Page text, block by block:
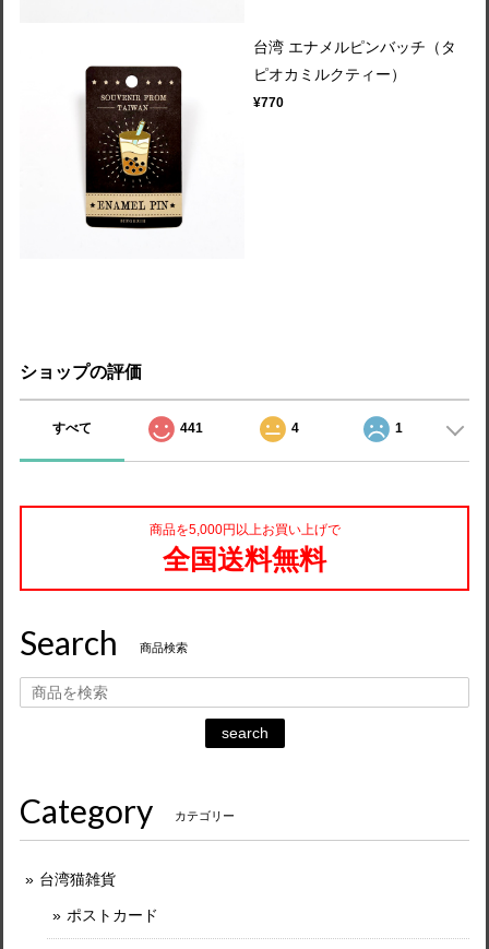
台湾 エナメルピンバッチ（タ
ピオカミルクティー）
¥770
ショップの評価
すべて 441 4 1
商品を5,000円以上お買い上げで
全国送料無料
Search 商品検索
search
Category カテゴリー
台湾猫雑貨
ポストカード